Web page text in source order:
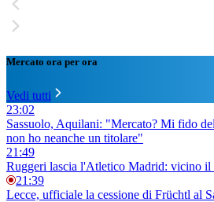
Mercato ora per ora
Vedi tutti
23:02
Sassuolo, Aquilani: "Mercato? Mi fido
non ho neanche un titolare"
21:49
Ruggeri lascia l'Atletico Madrid: vicino il
21:39
Lecce, ufficiale la cessione di Früchtl al